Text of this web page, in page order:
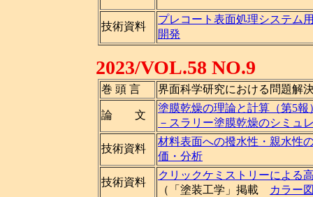
技術資料
プレコート表面処理システム
開発
2023/VOL.58 NO.9
巻 頭 言 界面科学研究における問題解
論 文
塗膜乾燥の理論と計算（第5報
－スラリー塗膜乾燥のシミュ
技術資料
材料表面への撥水性・親水性
価・分析
技術資料
クリックケミストリーによる
（「塗装工学」掲載
カラー